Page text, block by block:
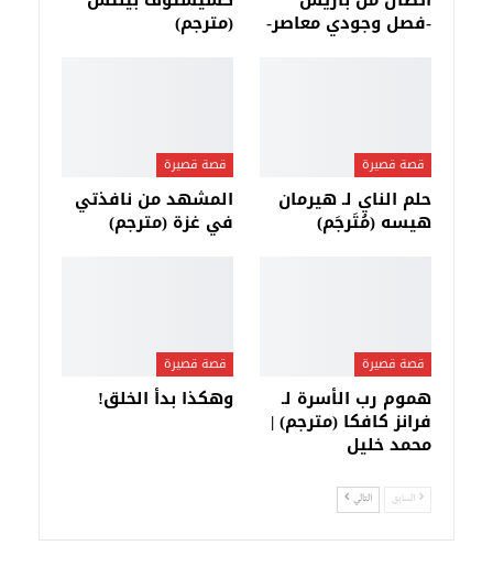
-فصل وجودي معاصر- (مترجم)
قصة قصيرة
حلم الناي لـ هيرمان
هيسه (مُتَرجَم)
قصة قصيرة
المشهد من نافذتي
في غزة (مترجم)
قصة قصيرة
هموم رب الأسرة لـ
فرانز كافكا (مترجم) |
محمد خليل
قصة قصيرة
وهكذا بدأ الخلق!
السابق التالي